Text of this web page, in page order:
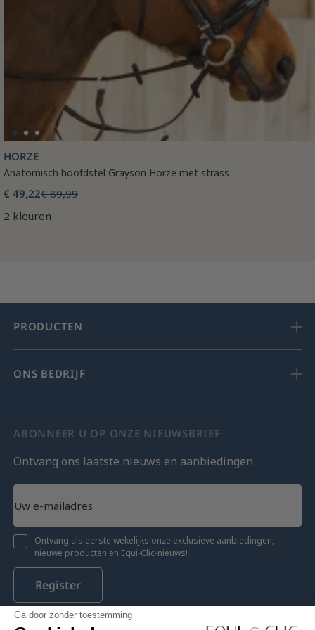
Ga door zonder toestemming
HORZE
Anatomisch hoofdstel Grayson Horze met strass
€ 49,22€ 89,99
2 kleuren
PRODUCTEN
ONS BEDRIJF
ABONNEER U OP ONZE NIEUWSBRIEF
Ontvang ons laatste nieuws en aanbiedingen
Ontvang als eerste wekelijks onze exclusieve aanbiedingen,
nieuwe producten en Equi-Clic-nieuws!
Register